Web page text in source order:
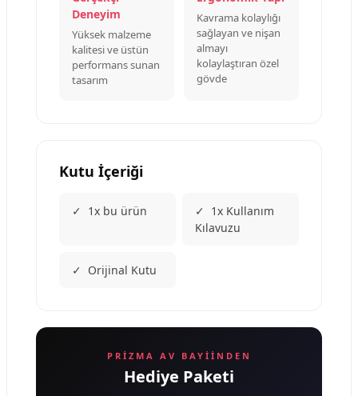
Deneyim
Yüksek malzeme
kalitesi ve üstün
performans sunan
tasarım
Kavrama kolaylığı
sağlayan ve nişan
almayı
kolaylaştıran özel
gövde
Kutu İçeriği
✓ 1x bu ürün
✓ 1x Kullanım
Kılavuzu
✓ Orijinal Kutu
PRIZMA AV BAYIINDEN
Hediye Paketi